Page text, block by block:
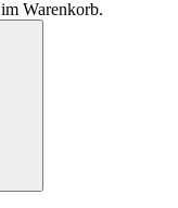
Warenkorb.